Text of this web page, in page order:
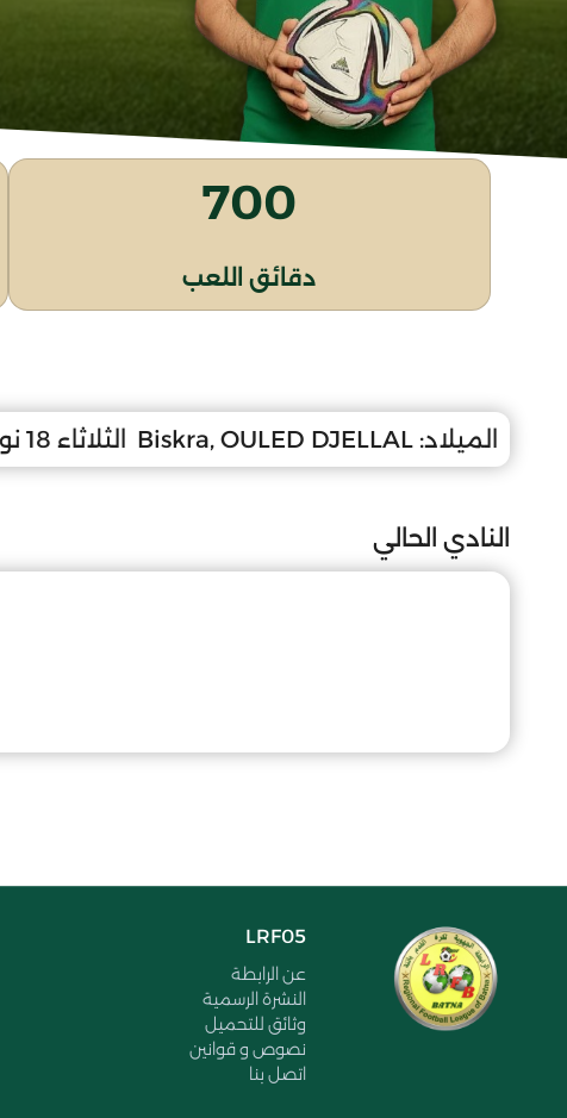
700
دقائق اللعب
الميلاد: Biskra, OULED DJELLAL الثلاثاء 18 نوفمبر 2008
النادي الحالي
LRF05
عن الرابطة
النشرة الرسمية
وثائق للتحميل
نصوص و قوانين
اتصل بنا